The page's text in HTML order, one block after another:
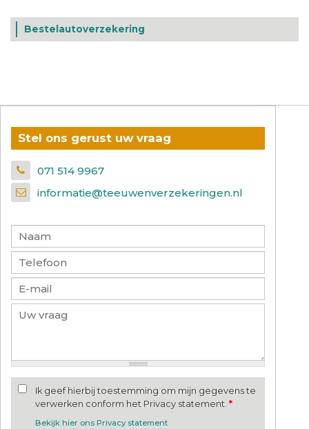
Bestelautoverzekering
Stel ons gerust uw vraag
071 514 9967
informatie@teeuwenverzekeringen.nl
Ik geef hierbij toestemming om mijn gegevens te
verwerken conform het Privacy statement. *
Bekijk hier ons Privacy statement